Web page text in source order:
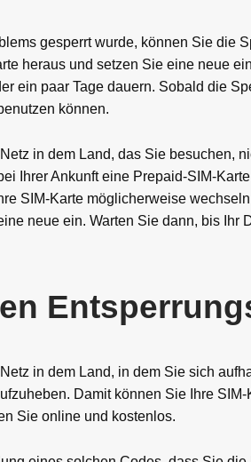
gesperrt wurde, können Sie die
heraus und setzen Sie eine neue
ein paar Tage dauern. Sobald die
können.
in dem Land, das Sie besuchen,
Ihrer Ankunft eine Prepaid-SIM-
SIM-Karte möglicherweise
neue ein. Warten Sie dann, bis
in dem Land, in dem Sie sich
Damit können Sie Ihre
Sie online und kostenlos.